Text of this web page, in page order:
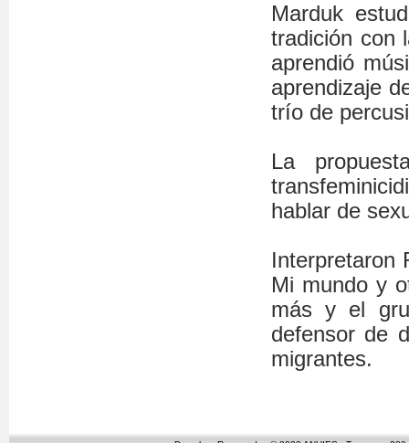
Marduk
tradición con
aprendió
aprendizaje
trío de
La
hablar de
Interpretaron
Mi mundo y
más y el
defensor de
migrantes.